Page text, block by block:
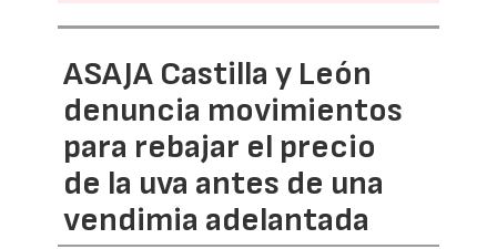
ASAJA Castilla y León
denuncia movimientos
para rebajar el precio
de la uva antes de una
vendimia adelantada